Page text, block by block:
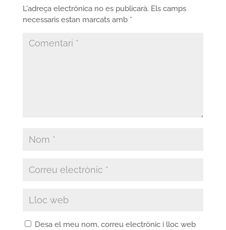
L'adreça electrònica no es publicarà. Els camps
necessaris estan marcats amb *
Desa el meu nom, correu electrònic i lloc web